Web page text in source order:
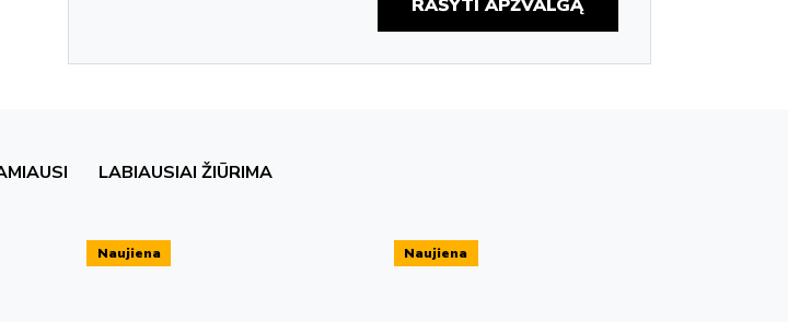
RAŠYTI APŽVALGĄ
LABIAUSIAI ŽIŪRIMA
Naujiena Naujiena